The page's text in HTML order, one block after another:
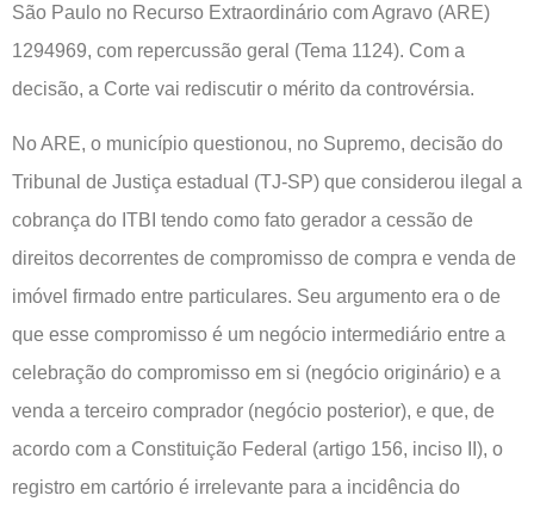
São Paulo no Recurso Extraordinário com Agravo (ARE)
1294969, com repercussão geral (Tema 1124). Com a
decisão, a Corte vai rediscutir o mérito da controvérsia.
No ARE, o município questionou, no Supremo, decisão do
Tribunal de Justiça estadual (TJ-SP) que considerou ilegal a
cobrança do ITBI tendo como fato gerador a cessão de
direitos decorrentes de compromisso de compra e venda de
imóvel firmado entre particulares. Seu argumento era o de
que esse compromisso é um negócio intermediário entre a
celebração do compromisso em si (negócio originário) e a
venda a terceiro comprador (negócio posterior), e que, de
acordo com a Constituição Federal (artigo 156, inciso II), o
registro em cartório é irrelevante para a incidência do